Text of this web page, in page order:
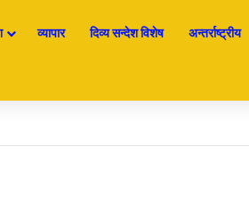
व्यापार दिव्य सन्देश विशेष अन्तर्राष्ट्रीय